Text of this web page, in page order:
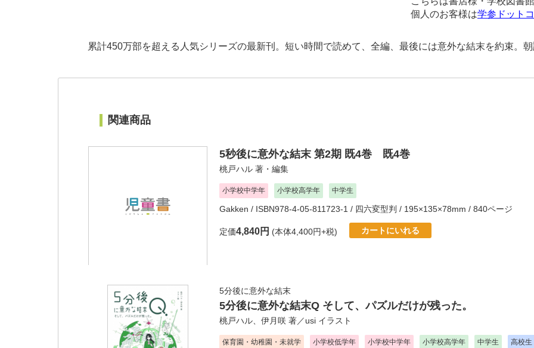
個人のお客様は学参ドット
累計450万部を超える人気シリーズの最新刊。短い時間で読めて、全編、最後には意外な結末を約束。朝
関連商品
5秒後に意外な結末 第2期 既4巻 既4巻
桃戸ハル 著・編集
小学校中学年 小学校高学年 中学生
Gakken / ISBN978-4-05-811723-1 / 四六変型判 / 195×135×78mm / 840ページ
定価4,840円 (本体4,400円+税) カートにいれる
5分後に意外な結末
5分後に意外な結末Q そして、パズルだけが残った。
桃戸ハル 伊月咲 著／usi イラスト
保育園・幼稚園・未就学 小学校低学年 小学校中学年 小学校高学年 中学生 高校生